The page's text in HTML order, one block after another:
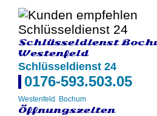
Schlüsseldienst
Westenfeld
Schlüsseldienst 24
0176-593.503.05
Westenfeld Bochum
Öffnungszeiten